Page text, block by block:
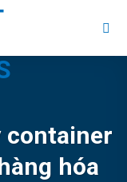
container
hóa